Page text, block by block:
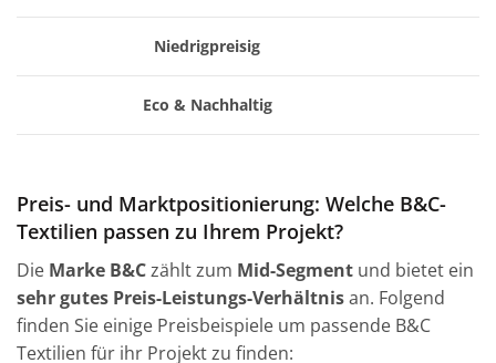
Niedrigpreisig
Eco & Nachhaltig
Preis- und Marktpositionierung: Welche B&C-
Textilien passen zu Ihrem Projekt?
Die Marke B&Czählt zum Mid-Segment und bietet ein
sehr gutes Preis-Leistungs-Verhältnisan. Folgend
finden Sie einige Preisbeispiele um passende B&C
Textilien für ihr Projekt zu finden: